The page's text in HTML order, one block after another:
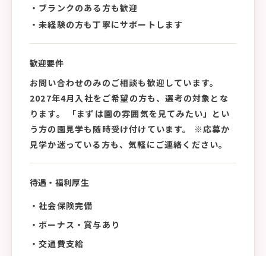
・ブランクのある方も歓迎
・未経験の方も丁寧にサポートします
歓迎要件
お問い合わせのみのご相談も歓迎しています。
2027年4月入社をご希望の方も、選考の対象とな
ります。 「まずは園の雰囲気を見てみたい」とい
う方の園見学も随時受け付けています。 ※応募か
見学か迷っている方も、気軽にご連絡ください。
待遇・福利厚生
・社会保険完備
・ボーナス・賞与あり
・交通費支給